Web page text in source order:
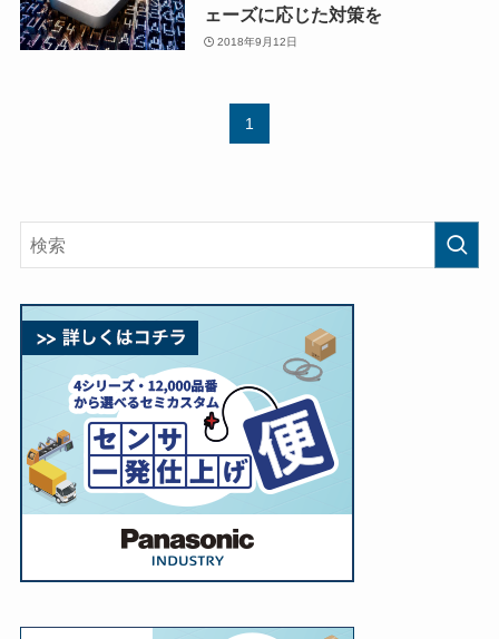
ェーズに応じた対策を
2018年9月12日
1